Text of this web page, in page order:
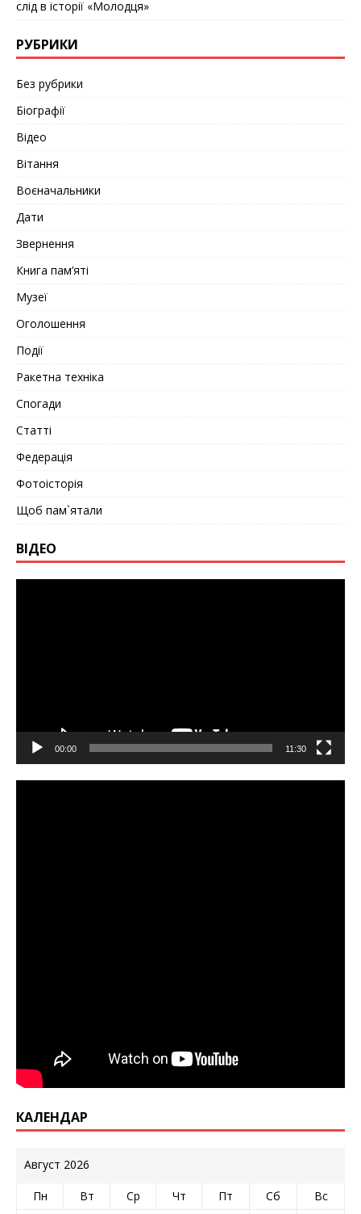
слід в історії «Молодця»
РУБРИКИ
Без рубрики
Біографії
Відео
Вітання
Воєначальники
Дати
Звернення
Книга пам’яті
Музеї
Оголошення
Події
Ракетна техніка
Спогади
Статті
Федерація
Фотоісторія
Щоб пам`ятали
ВІДЕО
00:00 11:30
КАЛЕНДАР
Август 2026
Пн Вт Ср Чт Пт Сб
Вс